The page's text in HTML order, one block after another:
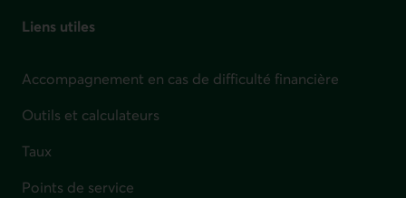
Liens utiles
Accompagnement en cas de difficulté financière
Outils et calculateurs
Taux
Points de service